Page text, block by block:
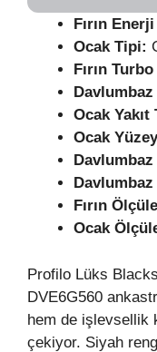
Fırın Enerji
Ocak Tipi:
Fırın
Ocak Yakıt
Ocak
Fırın
Ocak
Profilo Lüks
DVE6G560
hem de işlevsellik
çekiyor. Siyah